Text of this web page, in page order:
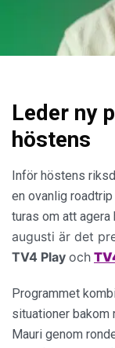
Leder ny
höstens
Inför höstens
en ovanlig
turas om att agera
augusti är det
TV4 Play och
Programmet
situationer bakom
Mauri genom